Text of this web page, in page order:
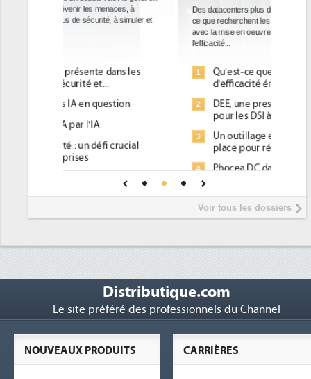
Des datacenters plus durables et plus efficaces, c'est
ce que recherchent les pouvoirs publics européens
avec la mise en oeuvre de la nouvelle Directive sur
1
Qu'est-ce que la DEE (directive
d'efficacité énergétique) ?
2
DEE, une pression administrative
pour les DSI à transformer...
Un outillage et des services déjà en
place pour répondre à...
Phocea DC dans les cordes pour la
Interview de Fabrice Coquio,
président de Digital Realty...
soutient les...
Voir tous les dossiers
Distributique.com
Le site préféré des professionnels du Channel
CARRIÈRES
NOUVEAUX PRODUITS